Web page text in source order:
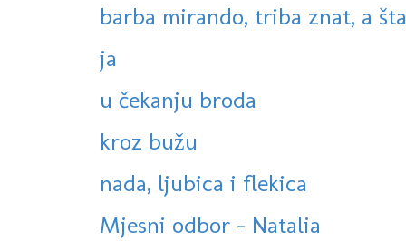
barba mirando, triba znat, a
ja
u čekanju broda
kroz bužu
nada, ljubica i flekica
Mjesni odbor - Natalia